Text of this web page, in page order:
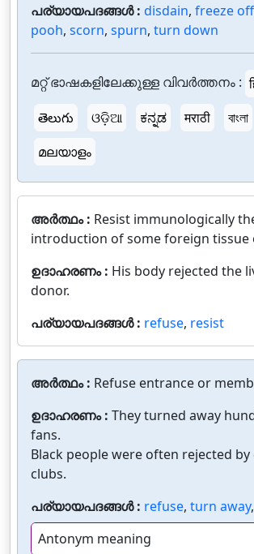
പര്യായപദങ്ങൾ : disdain, freeze off
pooh, scorn, spurn, turn down
മറ്റ് ഭാഷകളിലേക്കുള്ള വിവർത്തനം :
తెలుగు
ଓଡ଼ିଆ ಕನ್ನಡ मराठी বাংলা
മലയാളം
അർത്ഥം : Resist immunologically
introduction of some foreign tissue
ഉദാഹരണം : His body rejected the
donor.
പര്യായപദങ്ങൾ : refuse, resist
അർത്ഥം : Refuse entrance or
ഉദാഹരണം : They turned away
fans.
Black people were often rejected
clubs.
പര്യായപദങ്ങൾ : refuse, turn away,
Antonym meaning